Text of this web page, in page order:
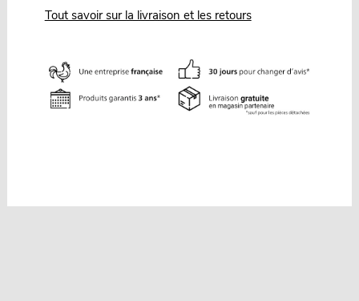
Tout savoir sur la livraison et les retours